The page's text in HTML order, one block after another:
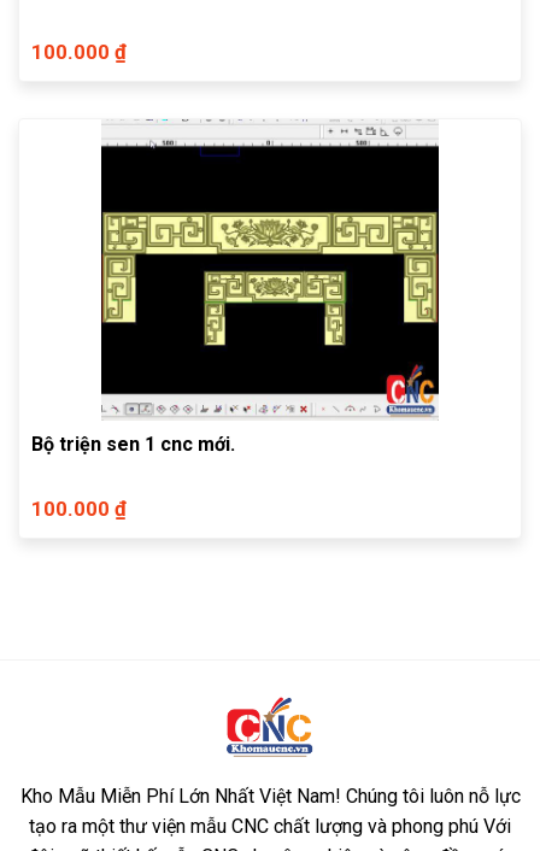
100.000 ₫
Bộ triện sen 1 cnc mới.
100.000 ₫
Kho Mẫu Miễn Phí Lớn Nhất Việt Nam! Chúng tôi luôn nỗ lực
tạo ra một thư viện mẫu CNC chất lượng và phong phú Với